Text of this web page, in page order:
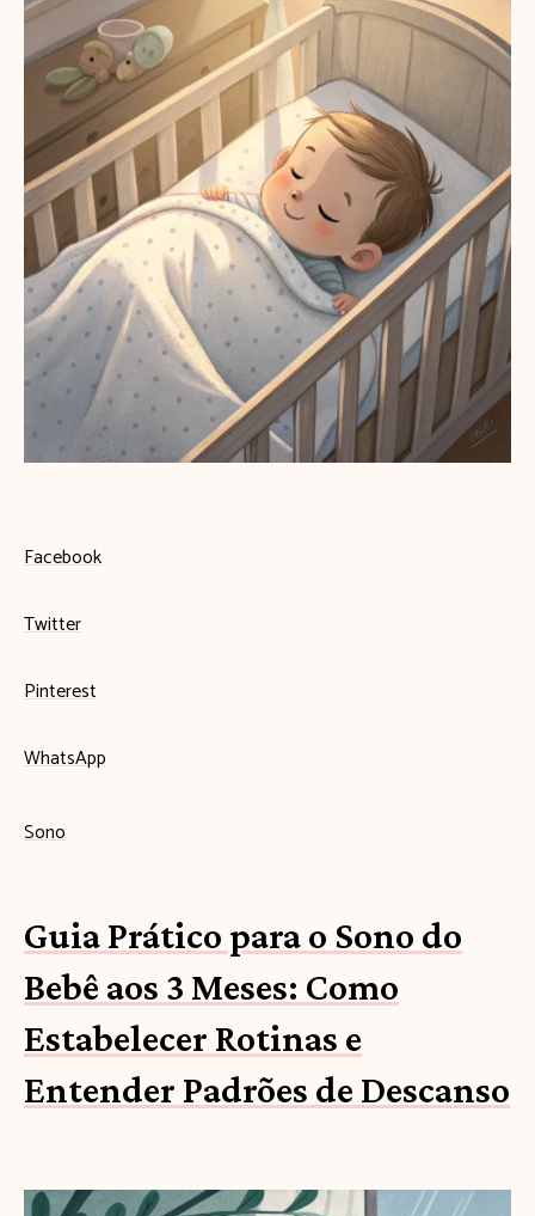
Facebook
Twitter
Pinterest
WhatsApp
Sono
Guia Prático para o Sono do
Bebê aos 3 Meses: Como
Estabelecer Rotinas e
Entender Padrões de Descanso